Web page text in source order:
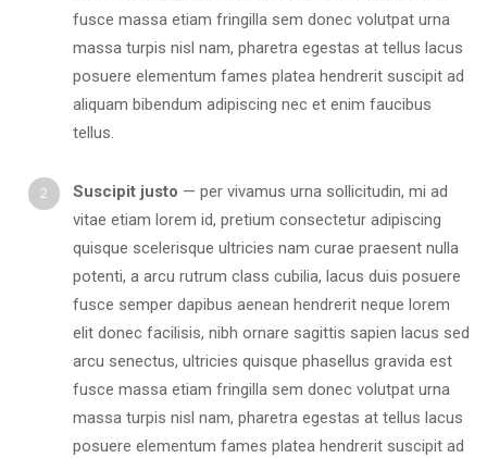
fusce massa etiam fringilla sem donec volutpat urna
massa turpis nisl nam, pharetra egestas at tellus lacus
posuere elementum fames platea hendrerit suscipit ad
aliquam bibendum adipiscing nec et enim faucibus
tellus.
Suscipit justo — per vivamus urna sollicitudin, mi ad
vitae etiam lorem id, pretium consectetur adipiscing
quisque scelerisque ultricies nam curae praesent nulla
potenti, a arcu rutrum class cubilia, lacus duis posuere
fusce semper dapibus aenean hendrerit neque lorem
elit donec facilisis, nibh ornare sagittis sapien lacus sed
arcu senectus, ultricies quisque phasellus gravida est
fusce massa etiam fringilla sem donec volutpat urna
massa turpis nisl nam, pharetra egestas at tellus lacus
posuere elementum fames platea hendrerit suscipit ad